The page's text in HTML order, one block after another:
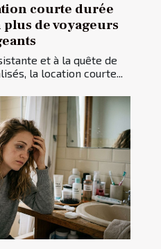
courte durée
de voyageurs
et à la quête de
la location courte...